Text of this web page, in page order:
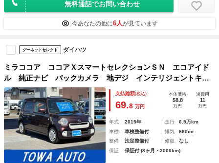
無料通話でお問い合わせ
今あなたの他に6人が見ています
グーネットセレクト ダイハツ
ミラココア ココアＸスマートセレクションＳＮ エコアイド
ル 純正ナビ バックカメラ 地デジ インテリジェントキ
ー 電動格納ミラー ベンチシート ＥＴＣ 盗難防止システ
ム 衝突安全ボディ シートリフター オートエアコン
支払総額(税込)
69.8 万円
本体価格
58.8
万円
諸費用
11
万円
年式 2015年 走行
6.5万km
車検
車検整備付 排気
660cc
整備
法定整備付 修復
なし
保証
保証付 (3ヶ月・3000km)